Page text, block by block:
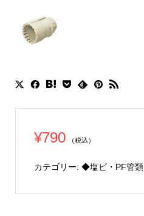
¥790 （税込）
カテゴリー: ◆塩ビ・PF管類,